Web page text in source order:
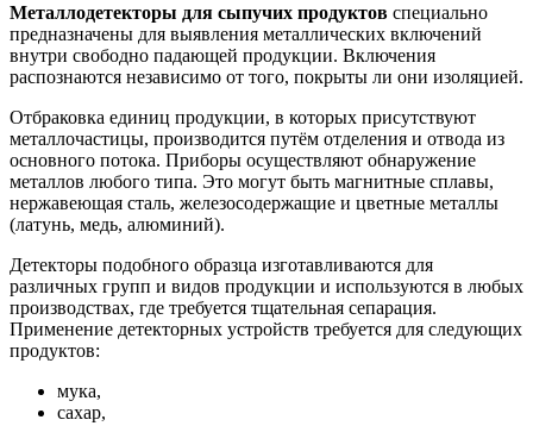
Металлодетекторы для сыпучих продуктов специально
предназначены для выявления металлических включений
внутри свободно падающей продукции. Включения
распознаются независимо от того, покрыты ли они изоляцией.
Отбраковка единиц продукции, в которых присутствуют
металлочастицы, производится путём отделения и отвода из
основного потока. Приборы осуществляют обнаружение
металлов любого типа. Это могут быть магнитные сплавы,
нержавеющая сталь, железосодержащие и цветные металлы
(латунь, медь, алюминий).
Детекторы подобного образца изготавливаются для
различных групп и видов продукции и используются в любых
производствах, где требуется тщательная сепарация.
Применение детекторных устройств требуется для следующих
продуктов:
мука,
сахар,